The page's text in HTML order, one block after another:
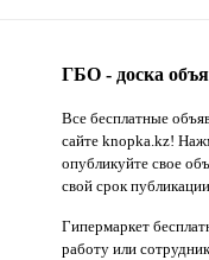
ГБО - доска
Все бесплатные
сайте knopka.kz!
опубликуйте свое
свой срок
Гипермаркет
работу или